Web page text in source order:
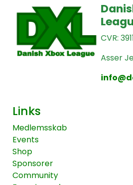
CVR:
Asser
Links
Medlemsskab
Events
Shop
Sponsorer
Community